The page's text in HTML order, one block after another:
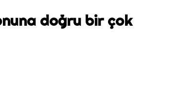
doğru bir çok